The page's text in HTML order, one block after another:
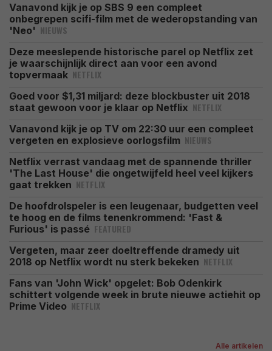
Vanavond kijk je op SBS 9 een compleet
onbegrepen scifi-film met de wederopstanding van
'Neo' NIEUWS
Deze meeslepende historische parel op Netflix zet
je waarschijnlijk direct aan voor een avond
topvermaak NETFLIX
Goed voor $1,31 miljard: deze blockbuster uit 2018
staat gewoon voor je klaar op Netflix NETFLIX
Vanavond kijk je op TV om 22:30 uur een compleet
vergeten en explosieve oorlogsfilm NIEUWS
Netflix verrast vandaag met de spannende thriller
'The Last House' die ongetwijfeld heel veel kijkers
gaat trekken NETFLIX
De hoofdrolspeler is een leugenaar, budgetten veel
te hoog en de films tenenkrommend: 'Fast &
Furious' is passé FEATURED
Vergeten, maar zeer doeltreffende dramedy uit
2018 op Netflix wordt nu sterk bekeken NETFLIX
Fans van 'John Wick' opgelet: Bob Odenkirk
schittert volgende week in brute nieuwe actiehit op
Prime Video NETFLIX
Alle artikelen